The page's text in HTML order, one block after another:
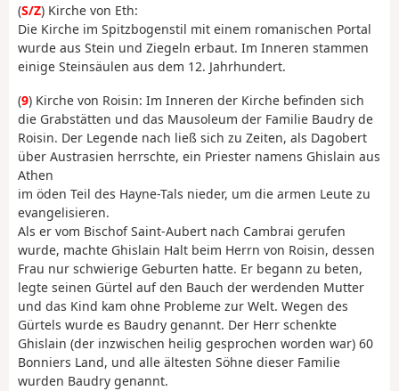
(S/Z) Kirche von Eth:
Die Kirche im Spitzbogenstil mit einem romanischen Portal
wurde aus Stein und Ziegeln erbaut. Im Inneren stammen
einige Steinsäulen aus dem 12. Jahrhundert.
(9) Kirche von Roisin: Im Inneren der Kirche befinden sich
die Grabstätten und das Mausoleum der Familie Baudry de
Roisin. Der Legende nach ließ sich zu Zeiten, als Dagobert
über Austrasien herrschte, ein Priester namens Ghislain aus
Athen
im öden Teil des Hayne-Tals nieder, um die armen Leute zu
evangelisieren.
Als er vom Bischof Saint-Aubert nach Cambrai gerufen
wurde, machte Ghislain Halt beim Herrn von Roisin, dessen
Frau nur schwierige Geburten hatte. Er begann zu beten,
legte seinen Gürtel auf den Bauch der werdenden Mutter
und das Kind kam ohne Probleme zur Welt. Wegen des
Gürtels wurde es Baudry genannt. Der Herr schenkte
Ghislain (der inzwischen heilig gesprochen worden war) 60
Bonniers Land, und alle ältesten Söhne dieser Familie
wurden Baudry genannt.